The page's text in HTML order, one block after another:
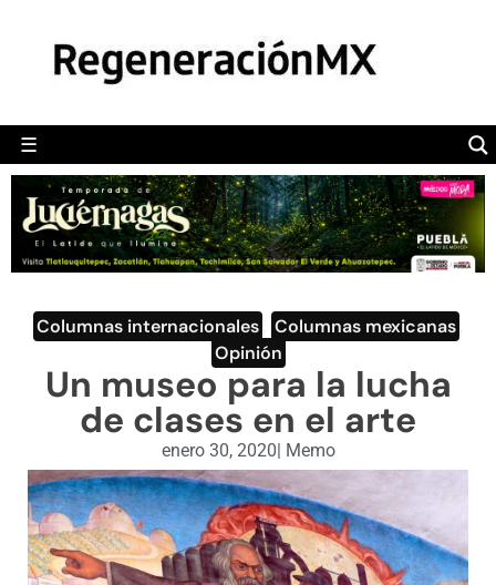
☰
POLÍTICA
CAMALEÓN
OPINIÓN
DEPORTES
ENGLISH SECTION
VIDEOS
Columnas internacionales Columnas mexicanas
Opinión
Un museo para la lucha
de clases en el arte
enero 30, 2020| Memo